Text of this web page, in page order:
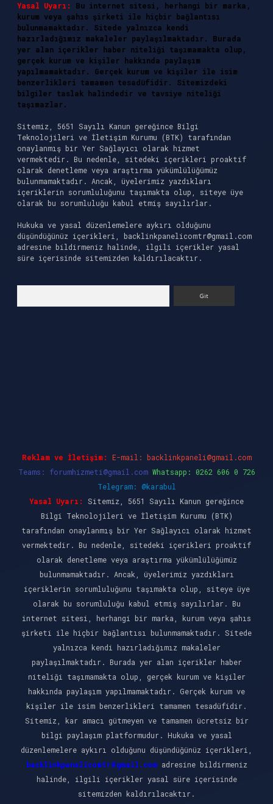
Yasal Uyarı:
Bu internet sitesi, herhangi bir marka,
kurum veya şahıs şirketi ile hiçbir bağlantısı
bulunmamaktadır. Sitede yalnızca kendi
hazırladığımız makaleler paylaşılmaktadır. Burada
yer alan içerikler haber niteliği taşımamakta olup,
gerçek kurum ve kişiler hakkında paylaşım
yapılmamaktadır. Gerçek kurum ve kişiler ile isim
benzerlikleri tamamen tesadüfidir. Sitemizdeki
bilgiler taslak halindedir ve tavsiye niteliği
taşımazlar.
Sitemiz, 5651 Sayılı Kanun gereğince Bilgi
Teknolojileri ve İletişim Kurumu (BTK) tarafından
onaylanmış bir Yer Sağlayıcı olarak hizmet
vermektedir. Bu nedenle, sitedeki içerikleri proaktif
olarak denetleme veya araştırma yükümlülüğümüz
bulunmamaktadır. Ancak, üyelerimiz yazdıkları
içeriklerin sorumluluğunu taşımakta olup, siteye üye
olarak bu sorumluluğu kabul etmiş sayılırlar.
Hukuka ve yasal düzenlemelere aykırı olduğunu
düşündüğünüz içerikleri, backlinkpanelicomtr@gmail.com
adresine bildirmeniz halinde, ilgili içerikler yasal
süre içerisinde sitemizden kaldırılacaktır.
Reklam ve İletişim: E-mail: backlinkpaneli@gmail.com
Teams: forumhizmeti@gmail.com Whatsapp: 0262 606 0 726
Telegram: @karabul
Yasal Uyarı:
Sitemiz, 5651 Sayılı Kanun gereğince
Bilgi Teknolojileri ve İletişim Kurumu (BTK)
tarafından onaylanmış bir Yer Sağlayıcı olarak hizmet
vermektedir. Bu nedenle, sitedeki içerikleri proaktif
olarak denetleme veya araştırma yükümlülüğümüz
bulunmamaktadır. Ancak, üyelerimiz yazdıkları
içeriklerin sorumluluğunu taşımakta olup, siteye üye
olarak bu sorumluluğu kabul etmiş sayılırlar. Bu
internet sitesi, herhangi bir marka, kurum veya şahıs
şirketi ile hiçbir bağlantısı bulunmamaktadır. Sitede
yalnızca kendi hazırladığımız makaleler
paylaşılmaktadır. Burada yer alan içerikler haber
niteliği taşımamakta olup, gerçek kurum ve kişiler
hakkında paylaşım yapılmamaktadır. Gerçek kurum ve
kişiler ile isim benzerlikleri tamamen tesadüfidir.
Sitemiz, kar amacı gütmeyen ve tamamen ücretsiz bir
bilgi paylaşım platformudur. Hukuka ve yasal
düzenlemelere aykırı olduğunu düşündüğünüz içerikleri,
backlinkpanelicomtr@gmail.comadresine bildirmeniz
halinde, ilgili içerikler yasal süre içerisinde
sitemizden kaldırılacaktır.